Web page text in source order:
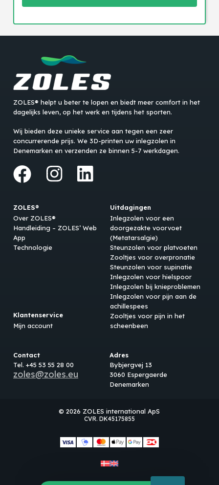
ZOLES® helpt u beter te lopen en biedt meer comfort in het
dagelijks leven, op het werk en tijdens het sporten.
Wij bieden deze unieke service aan tegen een zeer
concurrerende prijs. We 3D-printen uw inlegzolen in
Denemarken en verzenden ze binnen 5-7 werkdagen.
ZOLES®
Over ZOLES®
Handleiding – ZOLES’ Web
App
Technologie
Klantenservice
Mijn account
Uitdagingen
Inlegzolen voor een
doorgezakte voorvoet
(Metatarsalgie)
Steunzolen voor platvoeten
Zooltjes voor overpronatie
Steunzolen voor supinatie
Inlegzolen voor hielspoor
Inlegzolen bij knieproblemen
Inlegzolen voor pijn aan de
achillespees
Zooltjes voor pijn in het
scheenbeen
Contact
Tel. +45 53 55 28 00
zoles@zoles.eu
Adres
Bybjergvej 13
3060 Espergaerde
Denemarken
© 2026 ZOLES international ApS
CVR. DK45175855